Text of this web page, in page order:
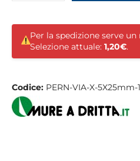
Per la spedizione serve
Selezione attuale:1,20€.
Codice: PERN-VIA-X-5X25mm-1